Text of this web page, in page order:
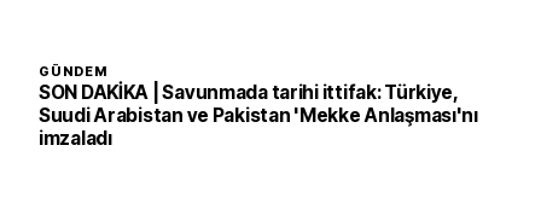
GÜNDEM
SON DAKİKA | Savunmada tarihi ittifak: Türkiye,
Suudi Arabistan ve Pakistan 'Mekke Anlaşması'nı
imzaladı